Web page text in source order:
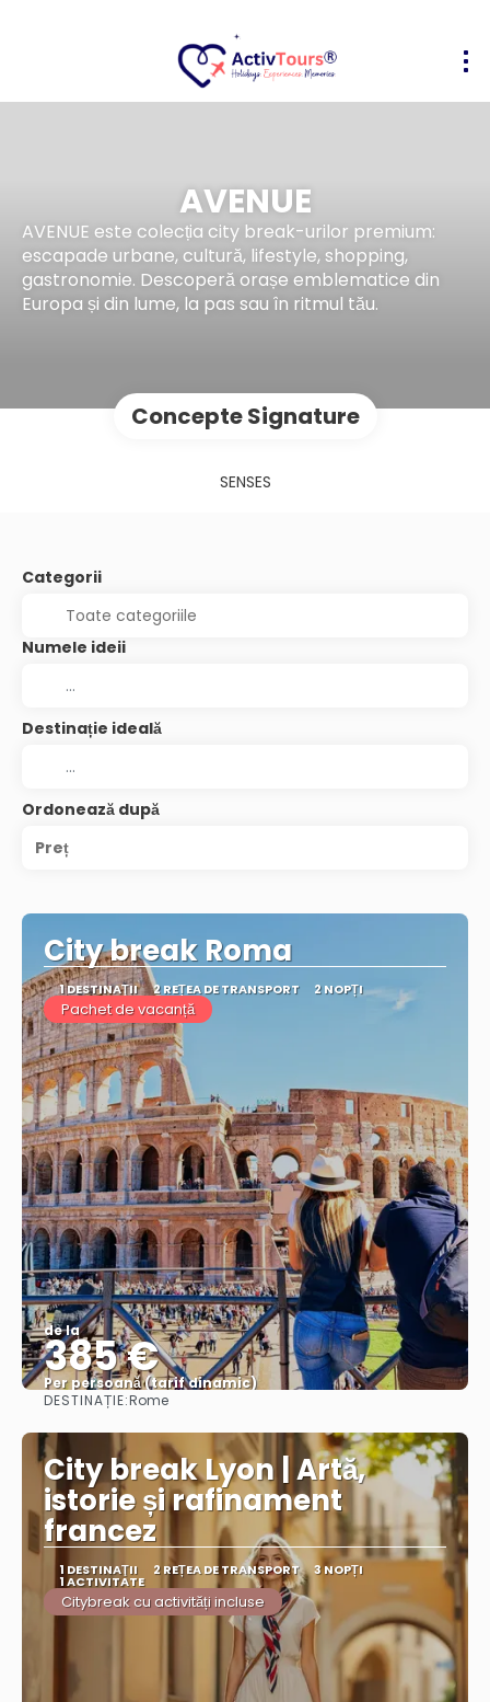
AVENUE
AVENUE este colecția city break-urilor premium:
escapade urbane, cultură, lifestyle, shopping,
gastronomie. Descoperă orașe emblematice din
Europa și din lume, la pas sau în ritmul tău.
Concepte Signature
SENSES
Categorii
Numele ideii
Destinație ideală
Ordonează după
Preț
City break Roma
1 DESTINAŢII 2 REȚEA DE TRANSPORT 2 NOPȚI
Pachet de vacanță
de la
385 €
Per persoană (tarif dinamic)
DESTINAȚIE:Rome
City break Lyon | Artă,
istorie și rafinament
francez
1 DESTINAŢII 2 REȚEA DE TRANSPORT 3 NOPȚI
1 ACTIVITATE
Citybreak cu activități incluse